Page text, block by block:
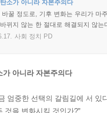
소가 아니라 자본주의다
바꿀 정도로, 기후 변화는 우리가 마
뀌지 않는 한 절대로 해결되지 않
사회 정치 PD
가 아니라 자본주의다
엄중한 선택의 갈림길에 서
것을 변화시킬 것인가?”